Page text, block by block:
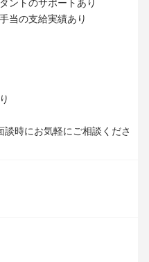
ントのサポートあり
当の支給実績あり
時にお気軽にご相談くださ